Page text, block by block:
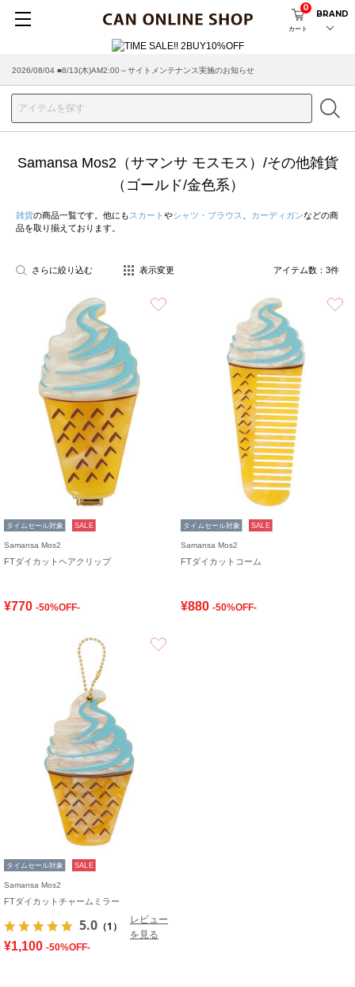
カート
0
BRAND
2026/08/04 ■8/13(木)AM2:00～サイトメンテナンス実施のお知らせ
Samansa Mos2（サマンサ モスモス）/その他雑貨
（ゴールド/金色系）
雑貨の商品一覧です。他にも スカート やシャツ・ブラウス カーディガンなどの商
品を取り揃えております。
さらに絞り込む 表示変更 アイテム数： 3件
タイムセール対象 SALE
Samansa Mos2
FTダイカットヘアクリップ
¥770 -50%OFF-
タイムセール対象 SALE
Samansa Mos2
FTダイカットコーム
¥880 -50%OFF-
タイムセール対象 SALE
Samansa Mos2
FTダイカットチャームミラー
5.0 （1）
レビュー
を見る
¥1,100 -50%OFF-